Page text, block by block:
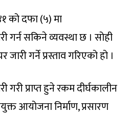
को दफा (५) मा
गर्न सकिने व्यवस्था छ । सोही
गर्ने प्रस्ताव गरिएको हो ।
गरी प्राप्त हुने रकम दीर्घकालीन
आयोजना निर्माण, प्रसारण